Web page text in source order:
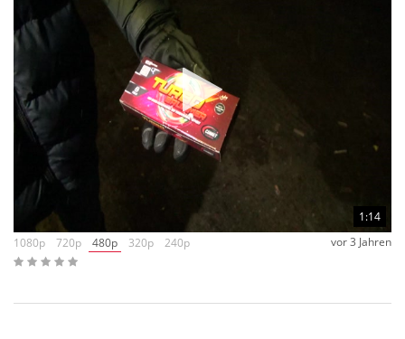
1:14
1080p
720p 480p 320p 240p vor 3 Jahren